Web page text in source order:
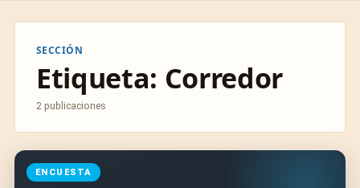
SECCIÓN
Etiqueta: Corredor
2 publicaciones
ENCUESTA